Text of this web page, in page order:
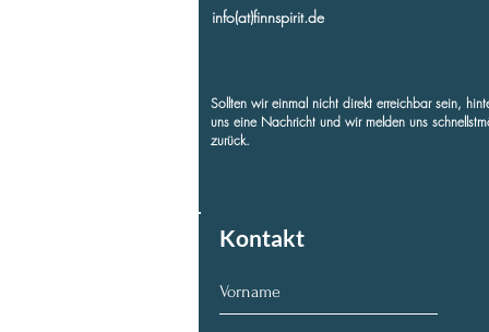
info(at)finnspirit.de
Sollten wir einmal nicht direkt erreichbar sein,
uns eine Nachricht und wir melden uns
zurück.
Kontakt